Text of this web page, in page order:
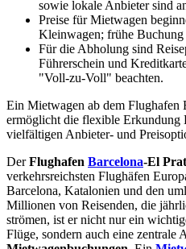
sowie lokale Anbieter sind
Preise für Mietwagen
Kleinwagen; frühe
Für die Abholung sind
Führerschein und
"Voll-zu-Voll" beachten.
Ein Mietwagen ab dem
ermöglicht die flexible Erkundung
vielfältigen Anbieter- und
DerFlughafen Barcelona-El
verkehrsreichsten Flughäfen
Barcelona, Katalonien und den
Millionen von Reisenden, die
strömen, ist er nicht nur ein
Flüge, sondern auch eine zentrale